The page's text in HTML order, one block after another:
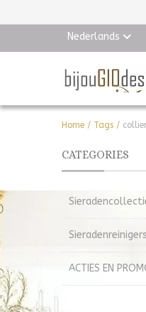
Nederlands
Home / Tags /
CATEGORIES
Sieradenreinigers
ACTIES EN